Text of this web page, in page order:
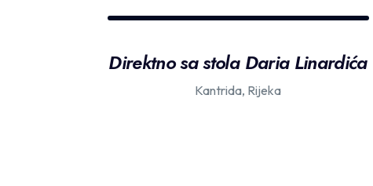
Direktno sa stola Daria Linardića
Kantrida, Rijeka